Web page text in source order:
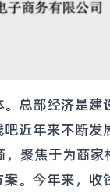
总部经济是
近年来不断
聚焦于为商
。今年来，